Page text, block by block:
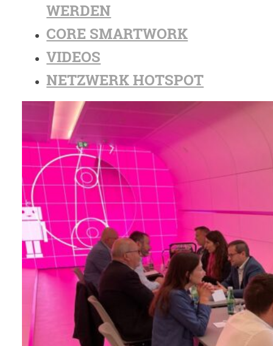
WERDEN
CORE SMARTWORK
VIDEOS
NETZWERK HOTSPOT